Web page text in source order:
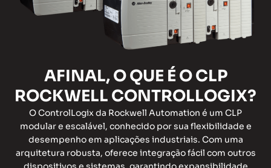
AFINAL, O QUE É O CLP
ROCKWELL CONTROLLOGIX?
O ControlLogix da Rockwell Automation é um CLP
modular e escalável, conhecido por sua flexibilidade e
desempenho em aplicações industriais. Com uma
arquitetura robusta, oferece integração fácil com outros